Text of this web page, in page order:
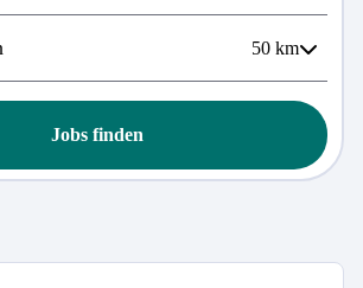
50 km
Jobs finden